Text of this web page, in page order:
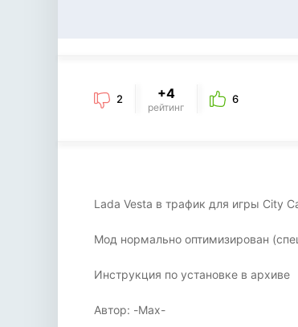
2 +4
рейтинг
6
Lada Vesta в трафик для игры City
Мод нормально оптимизирован
Инструкция по установке в архиве
Автор: -Max-